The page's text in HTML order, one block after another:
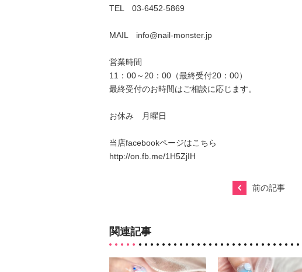
TEL 03-6452-5869
MAIL info@nail-monster.jp
営業時間
11：00～20：00（最終受付20：00）
最終受付のお時間はご相談に応じます。
お休み 月曜日
当店facebookページはこちら
http://on.fb.me/1H5ZjIH
前の記事
関連記事